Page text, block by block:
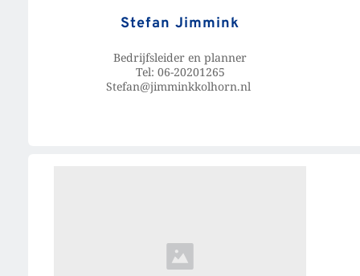
Stefan Jimmink
Bedrijfsleider en planner
Tel: 06-20201265
Stefan@jimminkkolhorn.nl